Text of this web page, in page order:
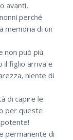
avanti,
perché
memoria di un
non può più
il figlio arriva e
niente di
di capire le
per queste
permanente di